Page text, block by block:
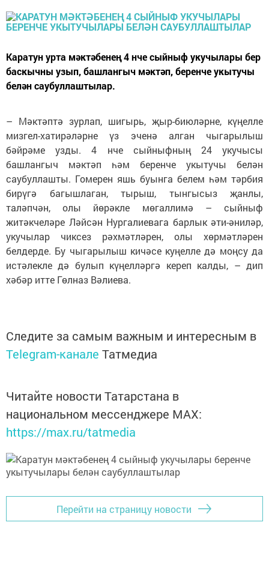
Каратун урта мәктәбенең 4 нче сыйныф укучылары бер
баскычны узып, башлангыч мәктәп, беренче укытучы
белән саубуллаштылар.
– Мәктәптә зурлап, шигырь, җыр-биюләрне, күңелле
мизгел-хатирәләрне үз эченә алган чыгарылыш
бәйрәме узды. 4 нче сыйныфның 24 укучысы
башлангыч мәктәп һәм беренче укытучы белән
саубуллашты. Гомерен яшь буынга белем һәм тәрбия
бирүгә багышлаган, тырыш, тынгысыз җанлы,
таләпчән, олы йөрәкле мөгаллимә – сыйныф
житәкчеләре Ләйсән Нургалиевага барлык әти-әниләр,
укучылар чиксез рәхмәтләрен, олы хөрмәтләрен
белдерде. Бу чыгарылыш кичәсе куңелле дә моңсу да
истәлекле дә булып күңелләргә кереп калды, – дип
хәбәр итте Гөлназ Вәлиева.
Следите за самым важным и интересным в
Telegram-канале Татмедиа
Читайте новости Татарстана в
национальном мессенджере MАХ:
https://max.ru/tatmedia
Перейти на страницу новости